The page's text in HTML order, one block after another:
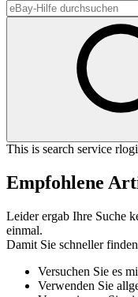
This is search service
Empfohlene
Leider ergab Ihre Suche
einmal.
Damit Sie schneller
Versuchen Sie es
Verwenden Sie